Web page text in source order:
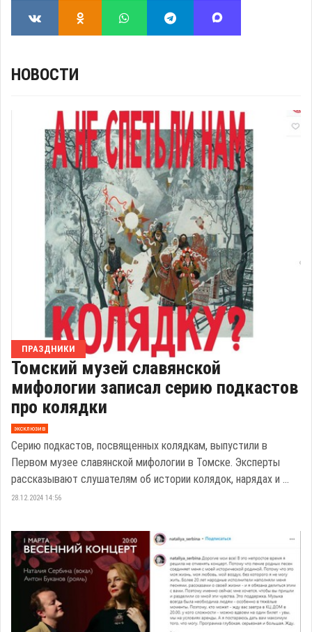
НОВОСТИ
ПРАЗДНИКИ
Томский музей славянской
мифологии записал серию подкастов
про колядки
эксклюзив
Серию подкастов, посвященных колядкам, выпустили в
Первом музее славянской мифологии в Томске. Эксперты
рассказывают слушателям об истории колядок, нарядах и ...
28.12.2024 14:56